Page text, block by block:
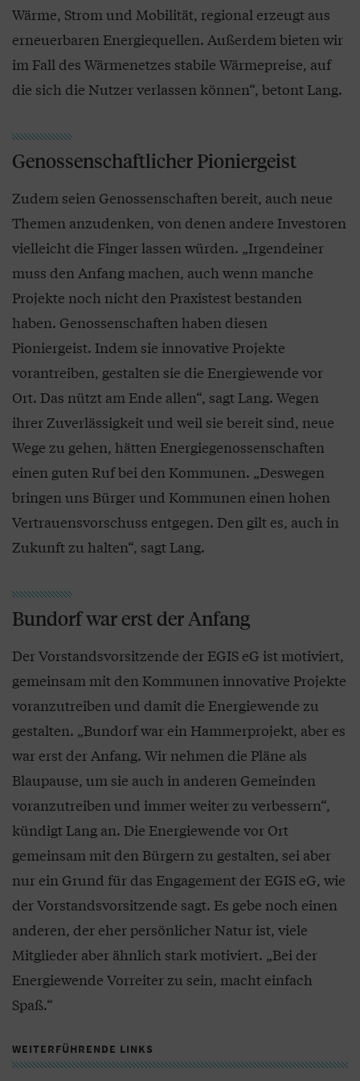
Wärme, Strom und Mobilität, regional erzeugt aus
erneuerbaren Energiequellen. Außerdem bieten wir
im Fall des Wärmenetzes stabile Wärmepreise, auf
die sich die Nutzer verlassen können“, betont Lang.
Genossenschaftlicher Pioniergeist
Zudem seien Genossenschaften bereit, auch neue
Themen anzudenken, von denen andere Investoren
vielleicht die Finger lassen würden. „Irgendeiner
muss den Anfang machen, auch wenn manche
Projekte noch nicht den Praxistest bestanden
haben. Genossenschaften haben diesen
Pioniergeist. Indem sie innovative Projekte
vorantreiben, gestalten sie die Energiewende vor
Ort. Das nützt am Ende allen“, sagt Lang. Wegen
ihrer Zuverlässigkeit und weil sie bereit sind, neue
Wege zu gehen, hätten Energiegenossenschaften
einen guten Ruf bei den Kommunen. „Deswegen
bringen uns Bürger und Kommunen einen hohen
Vertrauensvorschuss entgegen. Den gilt es, auch in
Zukunft zu halten“, sagt Lang.
Bundorf war erst der Anfang
Der Vorstandsvorsitzende der EGIS eG ist motiviert,
gemeinsam mit den Kommunen innovative Projekte
voranzutreiben und damit die Energiewende zu
gestalten. „Bundorf war ein Hammerprojekt, aber es
war erst der Anfang. Wir nehmen die Pläne als
Blaupause, um sie auch in anderen Gemeinden
voranzutreiben und immer weiter zu verbessern“,
kündigt Lang an. Die Energiewende vor Ort
gemeinsam mit den Bürgern zu gestalten, sei aber
nur ein Grund für das Engagement der EGIS eG, wie
der Vorstandsvorsitzende sagt. Es gebe noch einen
anderen, der eher persönlicher Natur ist, viele
Mitglieder aber ähnlich stark motiviert. „Bei der
Energiewende Vorreiter zu sein, macht einfach
Spaß.“
WEITERFÜHRENDE LINKS